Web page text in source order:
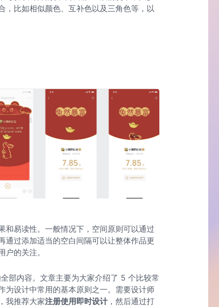
，比如相似颜色、互补色以及三角色等，以
和易读性。一般情况下，空间原则可以通过
通过添加适当的空白间隔可以让整体作品更
的关注。​
部内容。文章主要为大家介绍了 5 个比较常
为设计中常用的基本原则之一。需要设计师
我推荐大家注册使用 即时设计，然后通过打